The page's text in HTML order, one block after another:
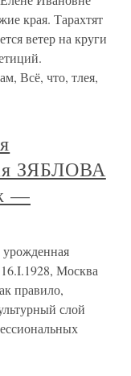
края. Тарахтят
ветер на круги
Всё, что, тлея,
ЗЯБЛОВА
—
Москва
правило,
слой